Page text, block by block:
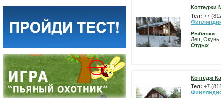
Коттеджи
Тел: +7
Рыбалка
Лещ Окунь
Отдых
Коттедж
Тел: +7